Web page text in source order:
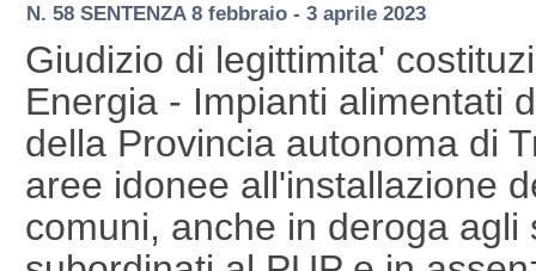
N. 58 SENTENZA 8 febbraio - 3 aprile 2023
Giudizio di legittimita'
Energia - Impianti alimentati
della Provincia autonoma di
aree idonee all'installazione
comuni, anche in deroga agli